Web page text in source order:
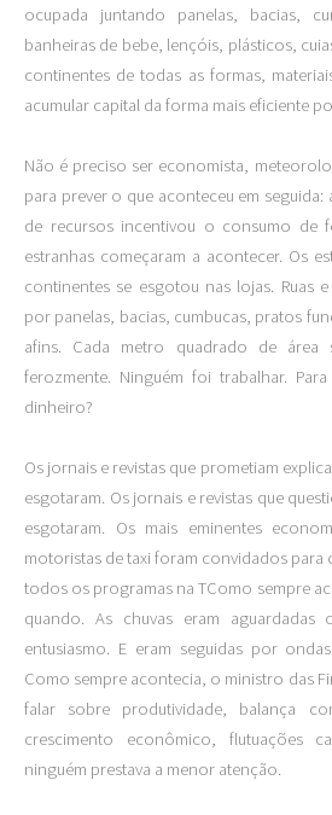
ocupada juntando panelas, bacias,
banheiras de bebe, lençóis, plásticos,
continentes de todas as formas,
acumular capital da forma mais eficiente
Não é preciso ser economista,
para prever o que aconteceu em seguida:
de recursos incentivou o consumo de
estranhas começaram a acontecer. Os
continentes se esgotou nas lojas. Ruas
por panelas, bacias, cumbucas, pratos
afins. Cada metro quadrado de área
ferozmente. Ninguém foi trabalhar.
dinheiro?
Os jornais e revistas que prometiam
esgotaram. Os jornais e revistas que
esgotaram. Os mais eminentes
motoristas de taxi foram convidados
todos os programas na TComo sempre
quando. As chuvas eram aguardadas
entusiasmo. E eram seguidas por
Como sempre acontecia, o ministro das
falar sobre produtividade, balança
crescimento econômico, flutuações
ninguém prestava a menor atenção.